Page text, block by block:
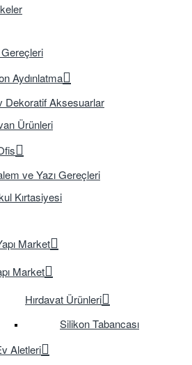
Aydınlatma
Dekoratif Aksesuarlar
Ürünleri
ve Yazı Gereçleri
Kırtasiyesi
Market
Market
Hırdavat Ürünleri
Silikon Tabancası
Aletleri